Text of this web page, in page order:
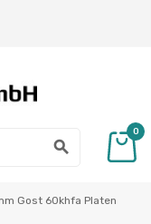
search
0
Gost 60khfa Platen